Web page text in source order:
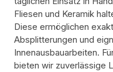
Fliesen und Keramik
Diese ermöglichen
Absplitterungen und
Innenausbauarbeiten.
bieten wir zuverlässige